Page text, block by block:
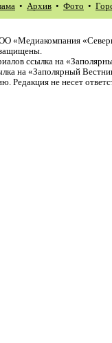
• Архив • Фото •
«Медиакомпания
ссылка на
на «Заполярный
Редакция не несет